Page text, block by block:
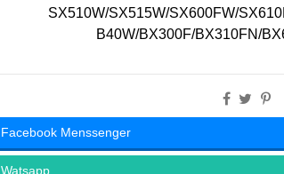
SX510W/SX515W/SX600FW/
B40W/BX300F/BX310FN/
Facebook Menssenger
Watsapp